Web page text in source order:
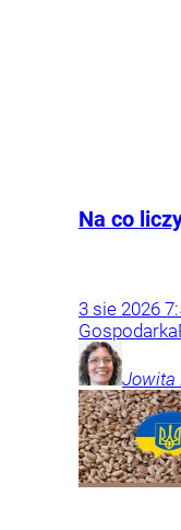
Na co
3 sie 2026
Gospodarka
Jowita